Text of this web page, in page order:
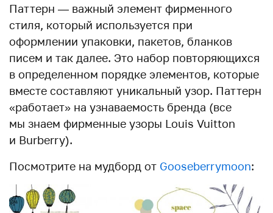
Паттерн — важный элемент фирменного
стиля, который используется при
оформлении упаковки, пакетов, бланков
писем и так далее. Это набор повторяющихся
в определенном порядке элементов, которые
вместе составляют уникальный узор. Паттерн
«работает» на узнаваемость бренда (все
мы знаем фирменные узоры Louis Vuitton
и Burberry).
Посмотрите на мудборд от Gooseberrymoon: